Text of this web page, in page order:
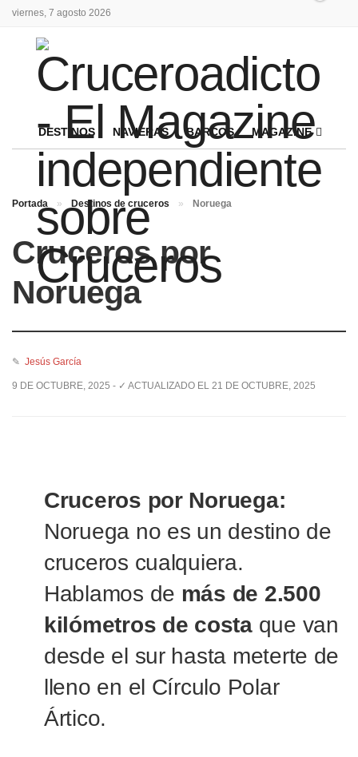
viernes, 7 agosto 2026
DESTINOS NAVIERAS BARCOS MAGAZINE
Portada » Destinos de cruceros » Noruega
Cruceros por
Noruega
✎ Jesús García
9 DE OCTUBRE, 2025 - ✓ ACTUALIZADO EL 21 DE OCTUBRE, 2025
Cruceros por Noruega:
Noruega no es un destino de
cruceros cualquiera.
Hablamos de más de 2.500
kilómetros de costaque van
desde el sur hasta meterte de
lleno en el Círculo Polar
Ártico.